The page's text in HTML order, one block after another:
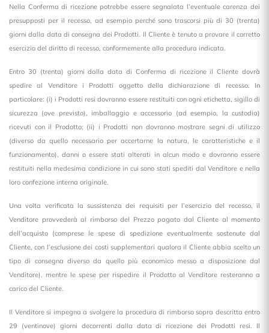
Nella Conferma di ricezione potrebbe essere segnalata l’eventuale carenza dei
presupposti per il recesso, ad esempio perché sono trascorsi più di 30 (trenta)
giorni dalla data di consegna dei Prodotti. Il Cliente è tenuto a provare il corretto
esercizio del diritto di recesso, conformemente alla procedura indicata.
Entro 30 (trenta) giorni dalla data di Conferma di ricezione il Cliente dovrà
spedire al Venditore i Prodotti oggetto della dichiarazione di recesso. In
particolare: (i) i Prodotti resi dovranno essere restituiti con ogni etichetta, sigillo di
sicurezza (ove previsto), imballaggio e accessorio (ad esempio, la custodia)
ricevuti con il Prodotto; (ii) i Prodotti non dovranno mostrare segni di utilizzo
(diverso da quello necessario per accertarne la natura, le caratteristiche e il
funzionamento), danni o essere stati alterati in alcun modo e dovranno essere
restituiti nella medesima condizione in cui sono stati spediti dal Venditore e nella
loro confezione interna originale.
Una volta verificata la sussistenza dei requisiti per l’esercizio del recesso, il
Venditore provvederà al rimborso del Prezzo pagato dal Cliente al momento
dell’acquisto (comprese le spese di spedizione eventualmente sostenute dal
Cliente, con l’esclusione dei costi supplementari qualora il Cliente abbia scelto un
tipo di consegna diverso da quello più economico messo a disposizione dal
Venditore), mentre le spese per rispedire il Prodotto al Venditore resteranno a
carico del Cliente.
Il Venditore si impegna a svolgere la procedura di rimborso sopra descritta entro
29 (ventinove) giorni decorrenti dalla data di ricezione dei Prodotti resi. Il